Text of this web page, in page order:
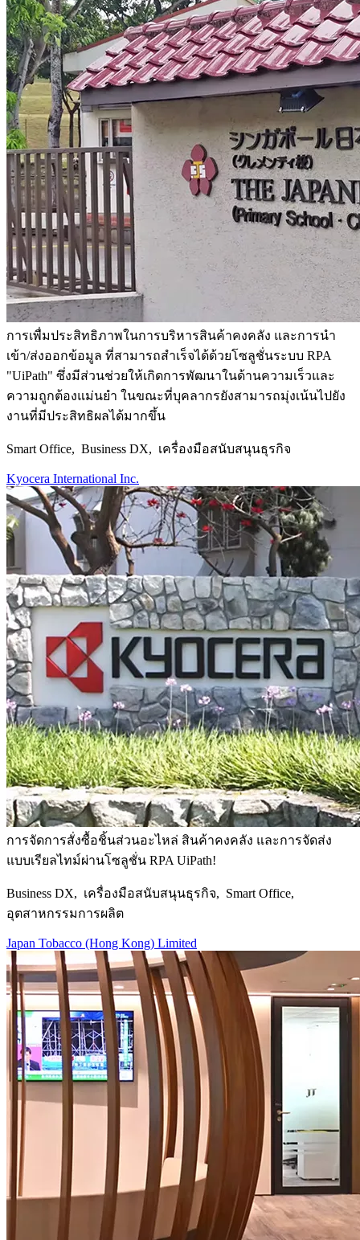
การเพื่มประสิทธิภาพในการบริหารสินค้าคงคลัง และการนำ
เข้า/ส่งออกข้อมูล ที่สามารถสำเร็จได้ด้วยโซลูชั่นระบบ RPA
"UiPath" ซึ่งมีส่วนช่วยให้เกิดการพัฒนาในด้านความเร็วและ
ความถูกต้องแม่นยำ ในขณะที่บุคลากรยังสามารถมุ่งเน้นไปยัง
งานที่มีประสิทธิผลได้มากขึ้น
Smart Office, Business DX, เครื่องมือสนับสนุนธุรกิจ
Kyocera International Inc.
การจัดการสั่งซื้อชิ้นส่วนอะไหล่ สินค้าคงคลัง และการจัดส่ง
แบบเรียลไทม์ผ่านโซลูชั่น RPA UiPath!
Business DX, เครื่องมือสนับสนุนธุรกิจ, Smart Office,
อุตสาหกรรมการผลิต
Japan Tobacco (Hong Kong) Limited